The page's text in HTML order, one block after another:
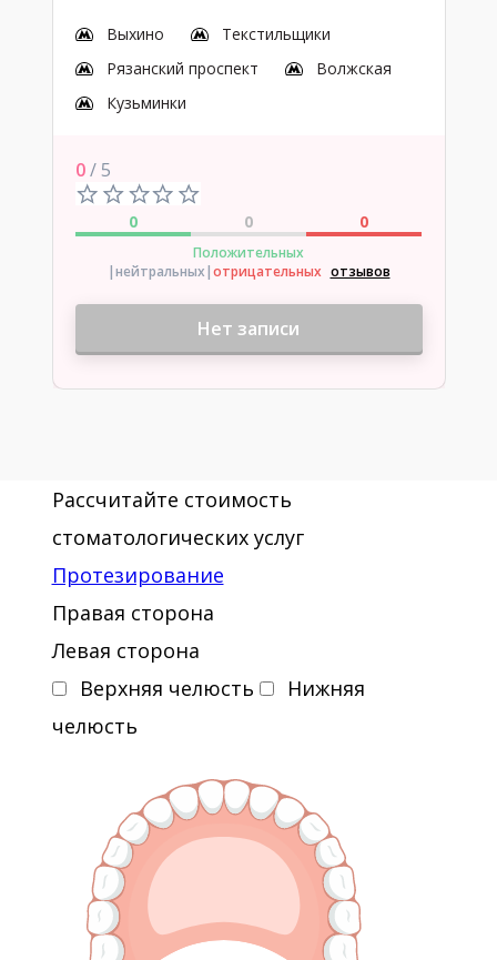
Выхино
Текстильщики
Рязанский проспект
Волжская
Кузьминки
0/ 5
0 0 0
Положительных
|нейтральных|отрицательных отзывов
Нет записи
Рассчитайте стоимость
стоматологических услуг
Протезирование
Правая сторона
Левая сторона
Верхняя челюсть
Нижняя
челюсть